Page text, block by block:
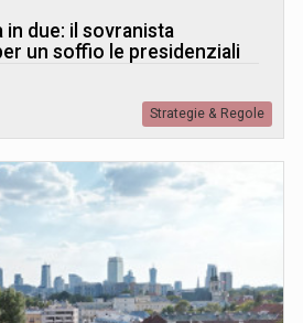
in due: il sovranista
un soffio le presidenziali
Strategie & Regole